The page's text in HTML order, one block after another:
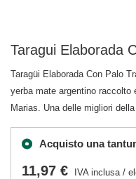
Taragui Elaborada
Taragüi Elaborada Con Palo
yerba mate argentino raccolto
Marias. Una delle migliori
Acquisto una
11,97 € IVA inclusa/